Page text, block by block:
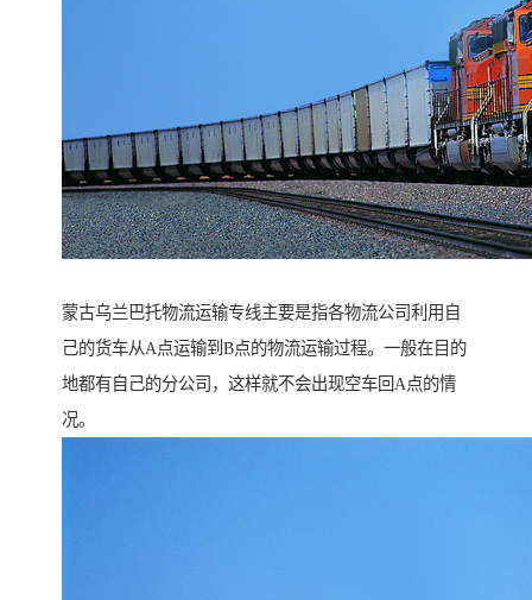
蒙古乌兰巴托物流运输专线主要是指各物流公司利用自
己的货车从A点运输到B点的物流运输过程。一般在目的
地都有自己的分公司，这样就不会出现空车回A点的情
况。